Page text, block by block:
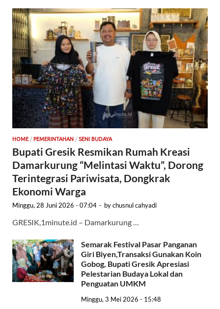
HOME/ PEMERINTAHAN /SENI BUDAYA
Bupati Gresik Resmikan Rumah Kreasi
Damarkurung “Melintasi Waktu”, Dorong
Terintegrasi Pariwisata, Dongkrak
Ekonomi Warga
Minggu, 28 Juni 2026 - 07:04 - bychusnul cahyadi
GRESIK,1minute.id – Damarkurung …
Semarak Festival Pasar Panganan
Giri Biyen,Transaksi Gunakan Koin
Gobog, Bupati Gresik Apresiasi
Pelestarian Budaya Lokal dan
Penguatan UMKM
Minggu, 3 Mei 2026 - 15:48